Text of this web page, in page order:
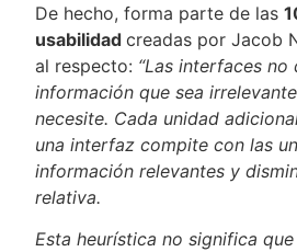
De hecho, forma parte de las
usabilidad creadas por Jacob
al respecto: “Las interfaces
información que sea
necesite. Cada unidad
una interfaz compite con las
información relevantes y
relativa.
Esta heurística no significa